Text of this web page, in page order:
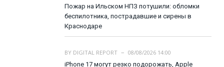
Пожар на Ильском НПЗ потушили: обломки
беспилотника, пострадавшие и сирены в
Краснодаре
BY DIGITAL REPORT
08/08/2026 14:00
iPhone 17 могут резко подорожать, Apple